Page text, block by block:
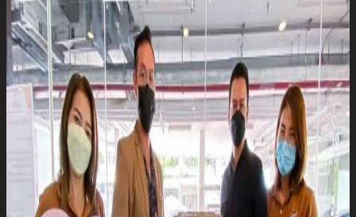
แบบคำร้องขอใช้สิทธิของเจ้าของ
ข้อมูลส่วนบุคคล
หนังสือให้ความยินยอมในการเปิด
เผยข้อมูลส่วนบุคคล
นโยบายความเป็นส่วนตัว
TH
TH
EN